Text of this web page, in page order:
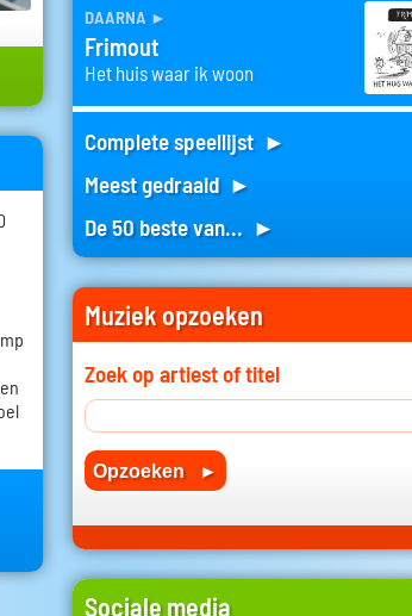
daarna ►
Frimout
Het huis waar ik woon
Complete speellijst ►
Meest gedraaid ►
De 50 beste van... ►
Muziek opzoeken
Zoek op artiest of titel
Sociale media